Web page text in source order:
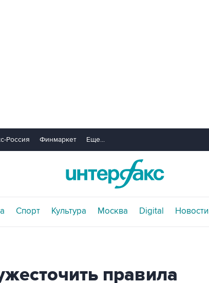
Россия Финмаркет Еще...
Спорт Культура Москва Digital Новости
правила